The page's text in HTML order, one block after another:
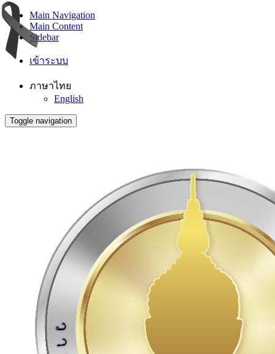
Main Navigation
Main Content
Sidebar
เข้าระบบ
ภาษาไทย
English
Toggle navigation